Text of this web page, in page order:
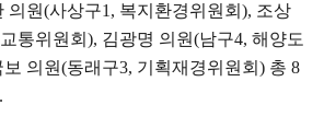
의원(사상구1, 복지환경위원회 ), 조상
통위원회 ), 김광명 의원(남구4, 해양도
의원(동래구3, 기획재경위원회 ) 총 8
.